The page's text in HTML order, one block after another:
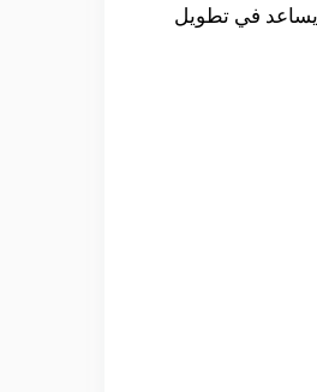
يساعد في تطويل